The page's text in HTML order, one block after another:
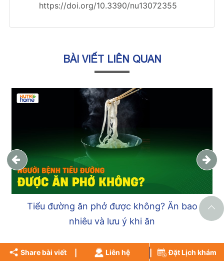
https://doi.org/10.3390/nu13072355
BÀI VIẾT LIÊN QUAN
Tiểu đường ăn bún được không? Ăn bao
nhiêu và lưu ý khi ăn
Share bài viết Liên hệ Đặt Lịch khám